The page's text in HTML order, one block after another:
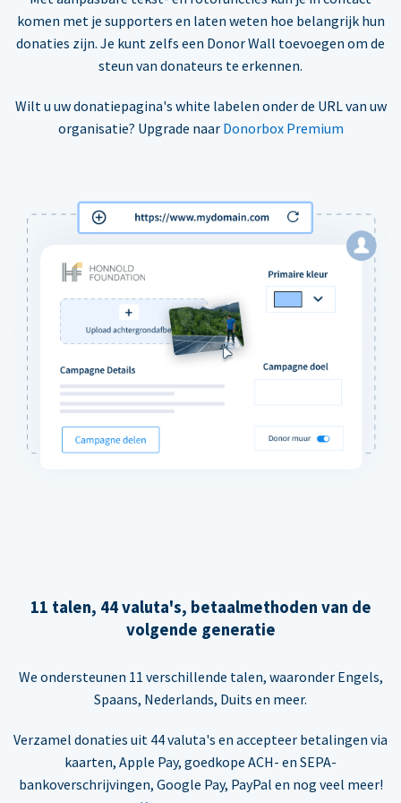
komen met je supporters en laten weten hoe belangrijk hun
donaties zijn. Je kunt zelfs een Donor Wall toevoegen om de
steun van donateurs te erkennen.
Wilt u uw donatiepagina's white labelen onder de URL van uw
organisatie? Upgrade naar Donorbox Premium
11 talen, 44 valuta's, betaalmethoden van de
volgende generatie
We ondersteunen 11 verschillende talen, waaronder Engels,
Spaans, Nederlands, Duits en meer.
Verzamel donaties uit 44 valuta's en accepteer betalingen via
kaarten, Apple Pay, goedkope ACH- en SEPA-
bankoverschrijvingen, Google Pay, PayPal en nog veel meer!